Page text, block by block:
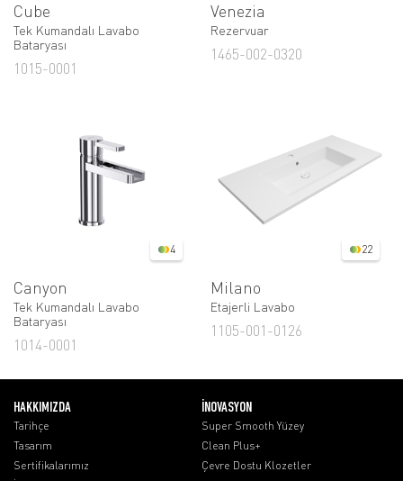
Cube
Tek Kumandalı Lavabo
Bataryası
1015-0001
Venezia
Rezervuar
1465-002-0320
4
Canyon
Tek Kumandalı Lavabo
Bataryası
1014-0001
22
Milano
Etajerli Lavabo
1105-001-0126
HAKKIMIZDA
Tarihçe
Tasarım
Sertifikalarımız
İNOVASYON
Super Smooth Yüzey
Clean Plus+
Çevre Dostu Klozetler